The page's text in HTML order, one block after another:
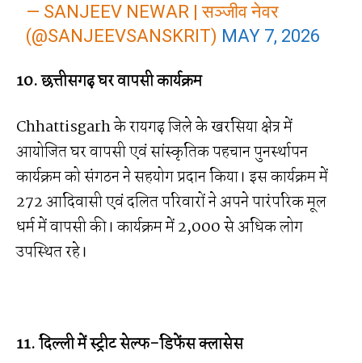
— SANJEEV NEWAR | सञ्जीव नेवर
(@SANJEEVSANSKRIT) MAY 7, 2026
10. छत्तीसगढ़ घर वापसी कार्यक्रम
Chhattisgarh के रायगढ़ जिले के खरसिया क्षेत्र में
आयोजित घर वापसी एवं सांस्कृतिक पहचान पुनर्स्थापन
कार्यक्रम को संगठन ने सहयोग प्रदान किया। इस कार्यक्रम में
272 आदिवासी एवं दलित परिवारों ने अपने पारंपरिक मूल
धर्म में वापसी की। कार्यक्रम में 2,000 से अधिक लोग
उपस्थित रहे।
11. दिल्ली में स्ट्रीट सेल्फ-डिफेंस क्लासेस